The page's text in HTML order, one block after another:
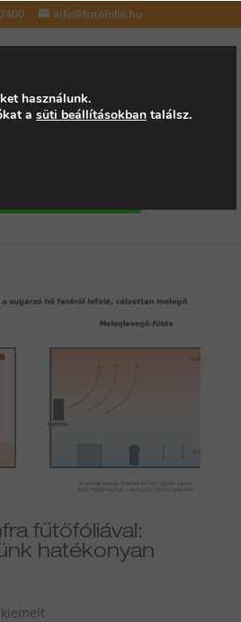
info@futofolia.hu
fűtőfóliával:
hatékonyan
kiemelt
használunk.
a süti beállításokban találsz.